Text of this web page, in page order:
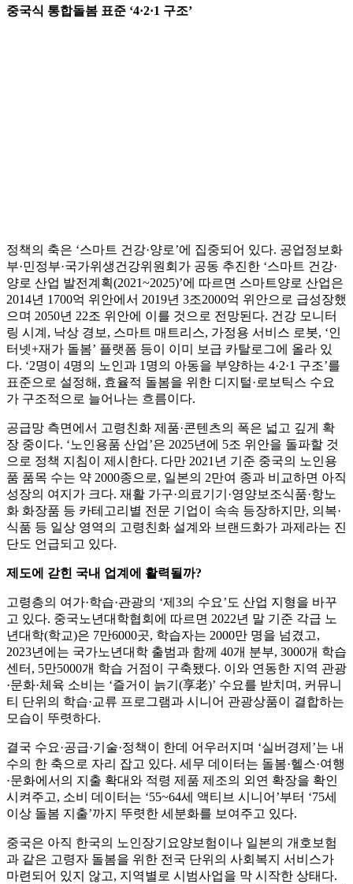
중국식 통합돌봄 표준 ‘4·2·1 구조’
정책의 축은 ‘스마트 건강·양로’에 집중되어 있다. 공업정보화
부·민정부·국가위생건강위원회가 공동 추진한 ‘스마트 건강·
양로 산업 발전계획(2021~2025)’에 따르면 스마트양로 산업은
2014년 1700억 위안에서 2019년 3조2000억 위안으로 급성장했
으며 2050년 22조 위안에 이를 것으로 전망된다. 건강 모니터
링 시계, 낙상 경보, 스마트 매트리스, 가정용 서비스 로봇, ‘인
터넷+재가 돌봄’ 플랫폼 등이 이미 보급 카탈로그에 올라 있
다. ‘2명이 4명의 노인과 1명의 아동을 부양하는 4·2·1 구조’를
표준으로 설정해, 효율적 돌봄을 위한 디지털·로보틱스 수요
가 구조적으로 늘어나는 흐름이다.
공급망 측면에서 고령친화 제품·콘텐츠의 폭은 넓고 깊게 확
장 중이다. ‘노인용품 산업’은 2025년에 5조 위안을 돌파할 것
으로 정책 지침이 제시한다. 다만 2021년 기준 중국의 노인용
품 품목 수는 약 2000종으로, 일본의 2만여 종과 비교하면 아직
성장의 여지가 크다. 재활 가구·의료기기·영양보조식품·항노
화 화장품 등 카테고리별 전문 기업이 속속 등장하지만, 의복·
식품 등 일상 영역의 고령친화 설계와 브랜드화가 과제라는 진
단도 언급되고 있다.
제도에 갇힌 국내 업계에 활력될까?
고령층의 여가·학습·관광의 ‘제3의 수요’도 산업 지형을 바꾸
고 있다. 중국노년대학협회에 따르면 2022년 말 기준 각급 노
년대학(학교)은 7만6000곳, 학습자는 2000만 명을 넘겼고,
2023년에는 국가노년대학 출범과 함께 40개 분부, 3000개 학습
센터, 5만5000개 학습 거점이 구축됐다. 이와 연동한 지역 관광
·문화·체육 소비는 ‘즐거이 늙기(享老)’ 수요를 받치며, 커뮤니
티 단위의 학습·교류 프로그램과 시니어 관광상품이 결합하는
모습이 뚜렷하다.
결국 수요·공급·기술·정책이 한데 어우러지며 ‘실버경제’는 내
수의 한 축으로 자리 잡고 있다. 세무 데이터는 돌봄·헬스·여행
·문화에서의 지출 확대와 적령 제품 제조의 외연 확장을 확인
시켜주고, 소비 데이터는 ‘55~64세 액티브 시니어’부터 ‘75세
이상 돌봄 지출’까지 뚜렷한 세분화를 보여주고 있다.
중국은 아직 한국의 노인장기요양보험이나 일본의 개호보험
과 같은 고령자 돌봄을 위한 전국 단위의 사회복지 서비스가
마련되어 있지 않고, 지역별로 시범사업을 막 시작한 상태다.